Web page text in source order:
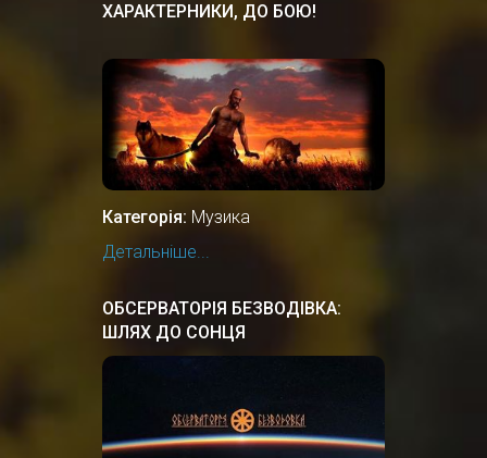
ХАРАКТЕРНИКИ, ДО БОЮ!
Категорія: Музика
Детальніше...
ОБСЕРВАТОРІЯ БЕЗВОДІВКА:
ШЛЯХ ДО СОНЦЯ